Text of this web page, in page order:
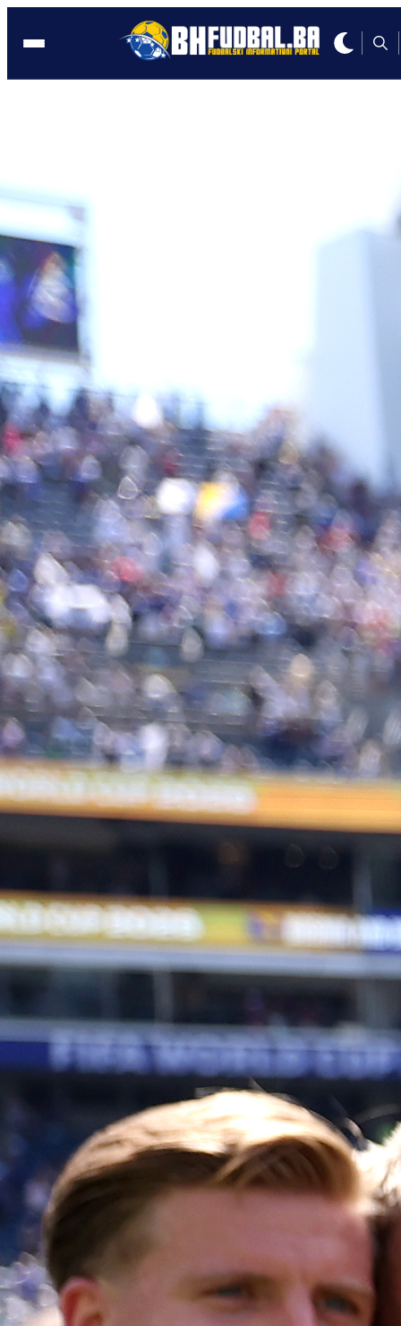
BEČ
23:14, 06.11.2025
Poznato u kojem sastavu Austrija
dočekuje Zmajeve
Autor:
Redakcija
23:14, 06.11.2025